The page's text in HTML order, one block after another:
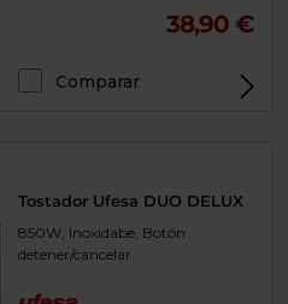
38,90 €
Comparar
Tostador Ufesa DUO DELUX
850W, Inoxidabe, Botón
detener/cancelar